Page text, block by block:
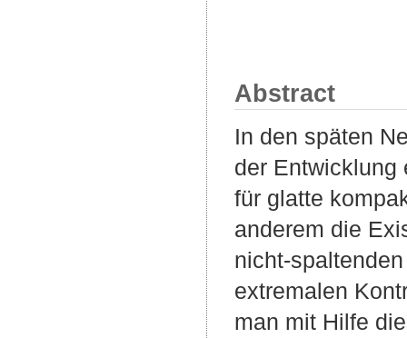
Abstract
In den späten
der Entwicklung
für glatte
anderem die
nicht-
extremalen
man mit Hilfe